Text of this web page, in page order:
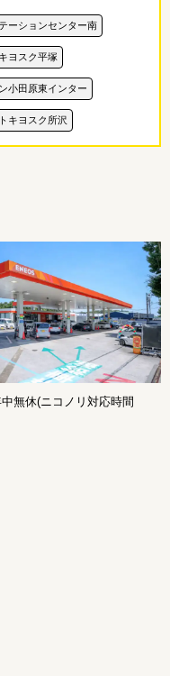
ーションセンター南
ヨスク平塚
小田原東インター
キヨスク所沢
無休(ニコノリ対応時間